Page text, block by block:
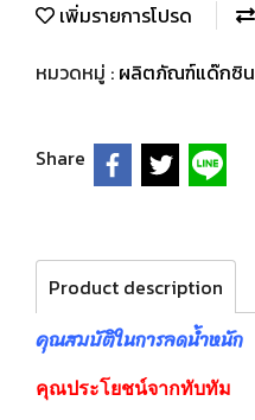
เพิ่มรายการโปรด
หมวดหมู่ : ผลิตภัณฑ์แด๊กซิน
Share
Product description
คุณสมบัติในการลดน้ำหนัก
คุณประโยชน์จากทับทัม